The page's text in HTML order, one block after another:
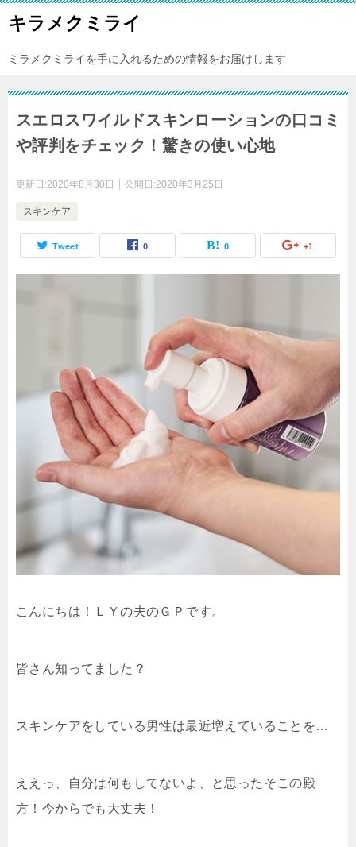
キラメクミライ
ミラメクミライを手に入れるための情報をお届けします
スエロスワイルドスキンローションの口コミ
や評判をチェック！驚きの使い心地
更新日:2020年8月30日 公開日:2020年3月25日
スキンケア
Tweet 0 0 +1
こんにちは！ＬＹの夫のＧＰです。
皆さん知ってました？
スキンケアをしている男性は最近増えていることを…
ええっ、自分は何もしてないよ、と思ったそこの殿
方！今からでも大丈夫！